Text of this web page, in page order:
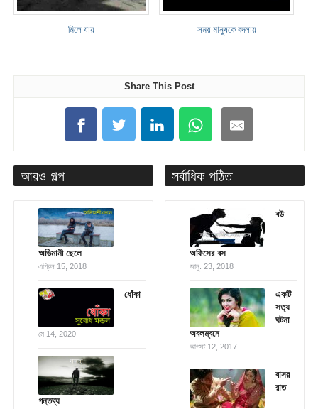
মিলে যায় সময় মানুষকে বদলায়
Share This Post
আরও গল্প
অভিমানী ছেলে
এপ্রিল 15, 2018
ধোঁকা
মে 14, 2020
গন্তব্য
সর্বাধিক পঠিত
বউ
অফিসের বস
জানু. 23, 2018
একটি
সত্য
ঘটনা
অবলম্বনে
আগস্ট 12, 2017
বাসর
রাত